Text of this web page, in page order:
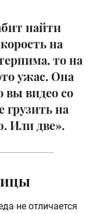
найти
на
то на
ужас. Она
вы видео со
на
Или две».
не отличается